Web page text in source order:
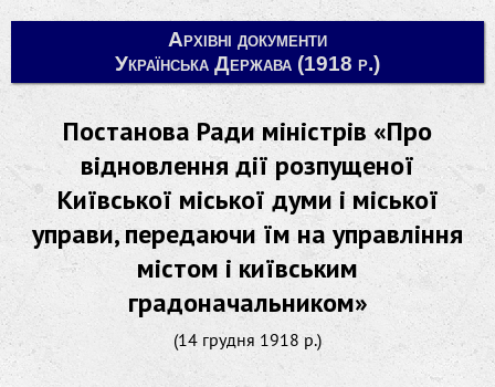
Архівні документи
Українська Держава (1918 р.)
Постанова Ради міністрів «Про
відновлення дії розпущеної
Київської міської думи і міської
управи, передаючи їм на управління
містом і київським
градоначальником»
(14 грудня 1918 р.)